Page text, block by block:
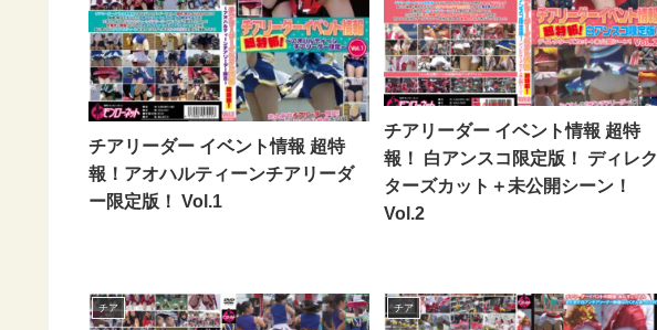
チアリーダー イベント情報 超特
報！アオハルティーンチアリーダ
ー限定版！ Vol.1
チアリーダー イベント情報 超特
報！ 白アンスコ限定版！ ディレク
ターズカット＋未公開シーン！
Vol.2
チア チア